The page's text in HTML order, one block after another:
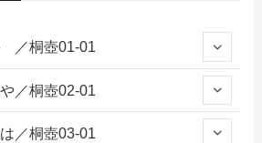
／桐壺01-01
／桐壺02-01
／桐壺03-01